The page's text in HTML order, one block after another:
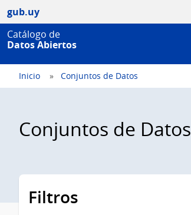
gub.uy
Catálogo de
Datos Abiertos
Inicio Conjuntos de Datos
Conjuntos de Datos
Filtros